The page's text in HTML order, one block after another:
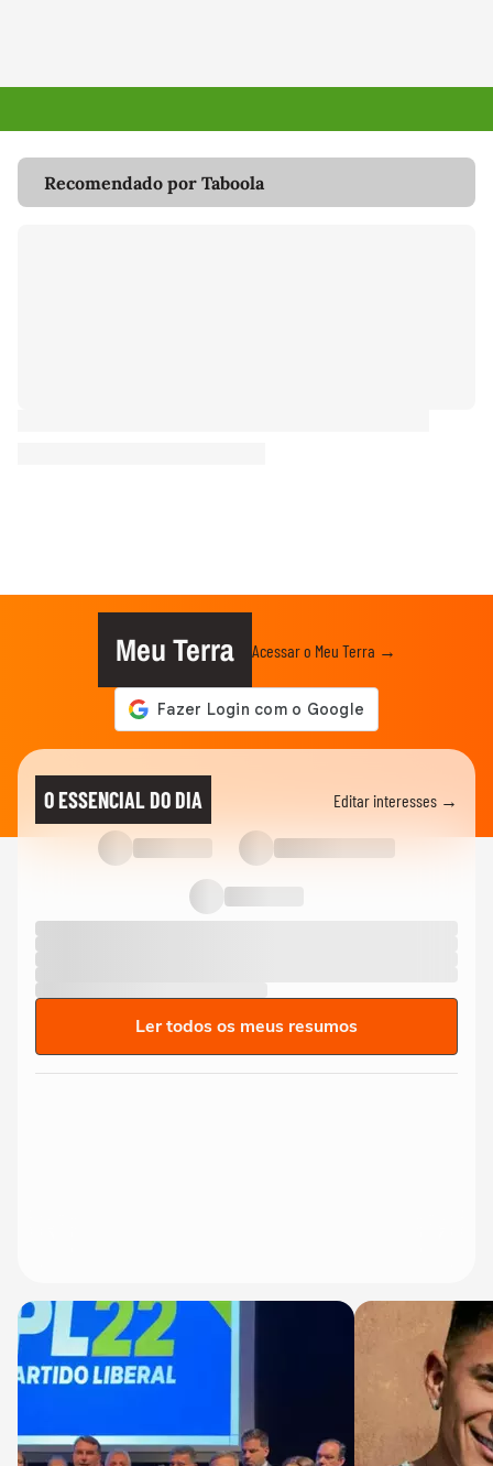
Recomendado por Taboola
Meu Terra Acessar o Meu Terra →
O ESSENCIAL DO DIA Editar interesses →
Ler todos os meus resumos